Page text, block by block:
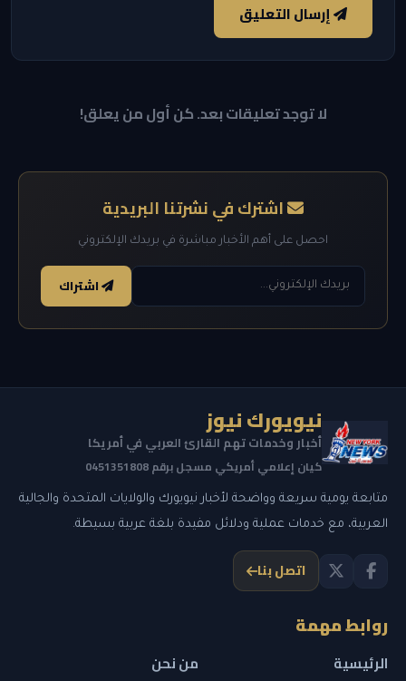
إرسال التعليق
لا توجد تعليقات بعد. كن أول من يعلق!
اشترك في نشرتنا البريدية
احصل على أهم الأخبار مباشرة في بريدك الإلكتروني
اشتراك
نيويورك نيوز
أخبار وخدمات تهم القارئ العربي في أمريكا
كيان إعلامي أمريكي مسجل برقم 0451351808
متابعة يومية سريعة وواضحة لأخبار نيويورك والولايات المتحدة والجالية
العربية، مع خدمات عملية ودلائل مفيدة بلغة عربية بسيطة.
اتصل بنا
روابط مهمة
الرئيسية من نحن